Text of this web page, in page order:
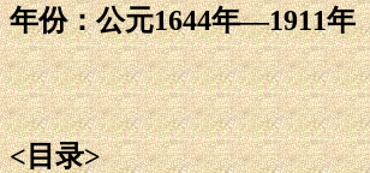
年份：公元1644年—1911年
<目录>